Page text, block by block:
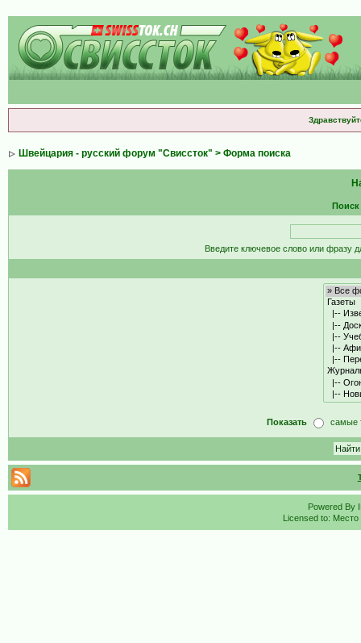
Швейцария - русский форум "Свиссток" > Форма поиска
Введите ключевое слово или фразу
Показать самые
Powered By
Licensed to: